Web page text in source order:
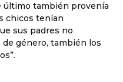
último también provenía
chicos tenían
sus padres no
género, también los